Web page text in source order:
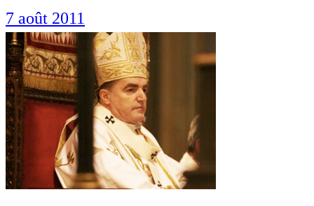
7 août 2011